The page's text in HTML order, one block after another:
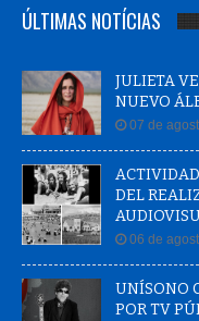
ÚLTIMAS NOTÍCIAS
JULIETA
NUEVO
07 de
DEL
06 de
UNÍSONO
POR TV